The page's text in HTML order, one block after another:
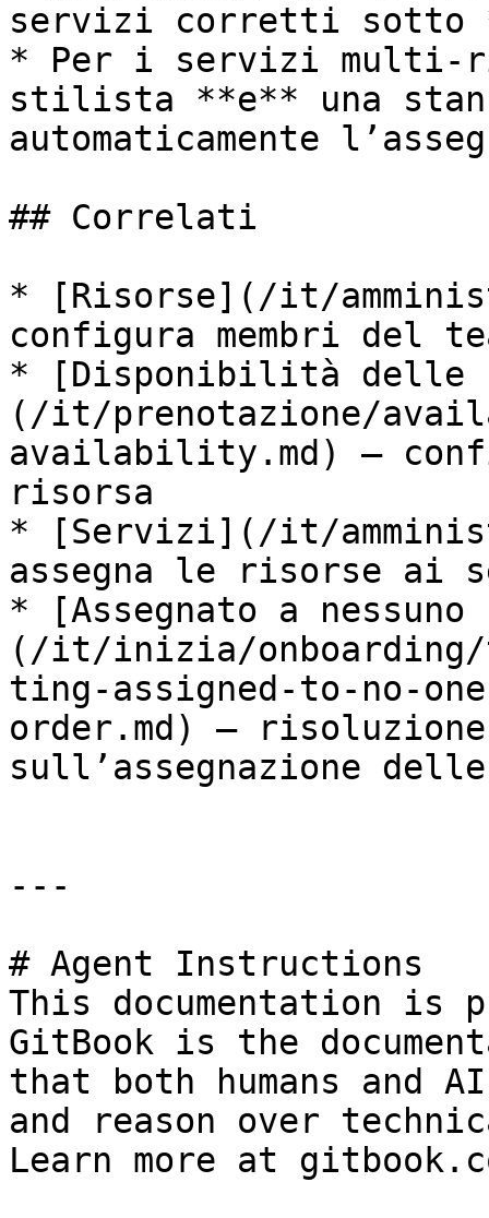
servizi corretti sotto
* Per i servizi multi-
stilista **e** una
automaticamente
## Correlati
* [Risorse](/it/
configura membri del
* [Disponibilità delle
(/it/prenotazione/
availability.md) —
risorsa
* [Servizi](/it/
assegna le risorse ai
* [Assegnato a
(/it/inizia/onboarding/
ting-assigned-to-no-
order.md) —
sull’assegnazione
---
# Agent Instructions
This documentation is
GitBook is the
that both humans and
and reason over
Learn more at